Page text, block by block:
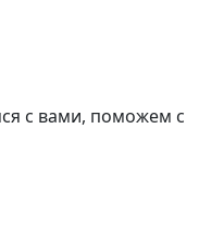
с вами, поможем с